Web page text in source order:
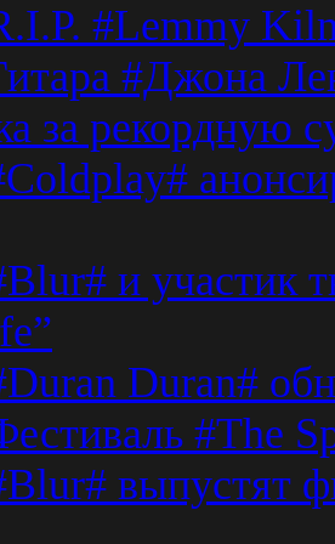
#Lemmy
#Джона
за рекордную
и участик
Duran#
#The
выпустят